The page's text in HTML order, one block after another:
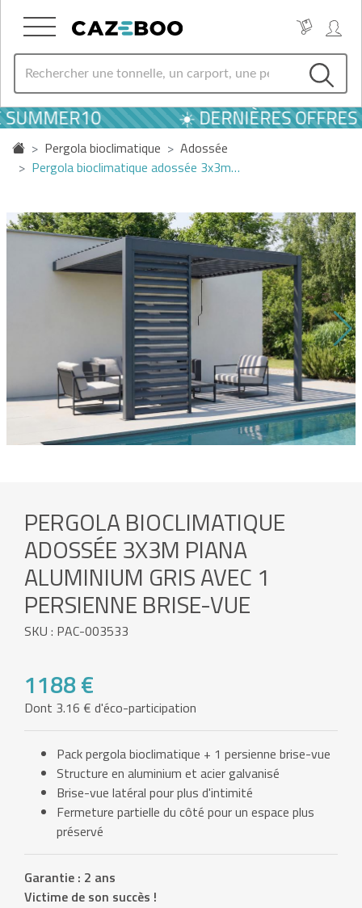
☀️ DERNIÈRES OFFRES
Pergola bioclimatique
Adossée
Pergola bioclimatique adossée 3x3m…
PERGOLA BIOCLIMATIQUE
ADOSSÉE 3X3M PIANA
ALUMINIUM GRIS AVEC 1
PERSIENNE BRISE-VUE
SKU : PAC-003533
1188 €
Dont 3.16 € d'éco-participation
Pack pergola bioclimatique + 1 persienne brise-vue
Structure en aluminium et acier galvanisé
Brise-vue latéral pour plus d'intimité
Fermeture partielle du côté pour un espace plus
préservé
Garantie : 2 ans
Victime de son succès !